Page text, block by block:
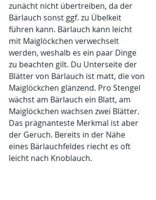
zunächt nicht übertreiben, da der
Bärlauch sonst ggf. zu Übelkeit
führen kann. Bärlauch kann leicht
mit Maiglöckchen verwechselt
werden, weshalb es ein paar Dinge
zu beachten gilt. Du Unterseite der
Blätter von Bärlauch ist matt, die von
Maiglöckchen glänzend. Pro Stengel
wächst am Bärlauch ein Blatt, am
Maiglöckchen wachsen zwei Blätter.
Das prägnanteste Merkmal ist aber
der Geruch. Bereits in der Nähe
eines Bärlauchfeldes riecht es oft
leicht nach Knoblauch.